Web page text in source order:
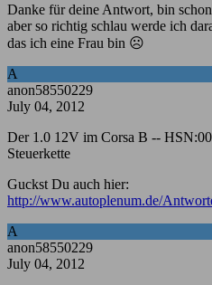
Danke für deine Antwort, bin
aber so richtig schlau werde ich
das ich eine Frau bin ☹️
A
anon58550229
July 04, 2012
Der 1.0 12V im Corsa B --
Steuerkette
Guckst Du auch hier:
http://www.autoplenum.de/
A
anon58550229
July 04, 2012